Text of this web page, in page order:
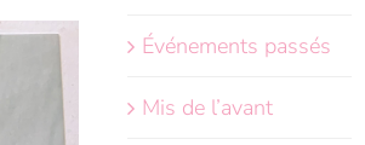
Événements passés
Mis de l’avant